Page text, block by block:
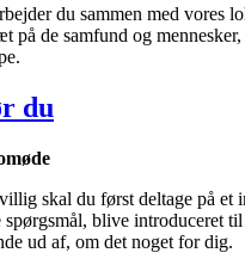
du sammen med vores
på de samfund og
du
skal du først deltage på et
spørgsmål, blive introduceret
ud af, om det noget for dig.